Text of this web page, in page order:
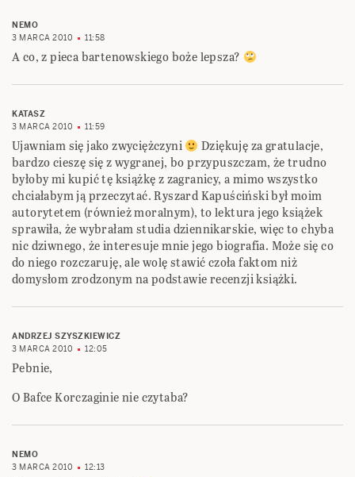
NEMO
3 MARCA 2010
11:58
A co, z pieca bartenowskiego boże lepsza?
KATASZ
3 MARCA 2010
11:59
Ujawniam się jako zwyciężczyni
Dziękuję za gratulacje,
bardzo cieszę się z wygranej, bo przypuszczam, że trudno
byłoby mi kupić tę książkę z zagranicy, a mimo wszystko
chciałabym ją przeczytać. Ryszard Kapuściński był moim
autorytetem (również moralnym), to lektura jego książek
sprawiła, że wybrałam studia dziennikarskie, więc to chyba
nic dziwnego, że interesuje mnie jego biografia. Może się co
do niego rozczaruję, ale wolę stawić czoła faktom niż
domysłom zrodzonym na podstawie recenzji książki.
ANDRZEJ SZYSZKIEWICZ
3 MARCA 2010
12:05
Pebnie,
O Bafce Korczaginie nie czytaba?
NEMO
3 MARCA 2010
12:13